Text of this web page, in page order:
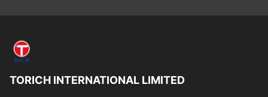
TORICH INTERNATIONAL LIMITED